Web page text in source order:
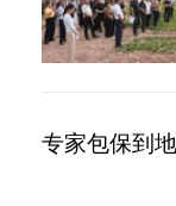
专家包保到